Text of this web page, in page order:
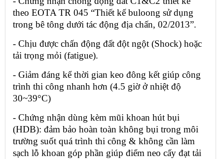
theo EOTA TR 045 “Thiết kế buloong sử dụng
trong bê tông dưới tác động địa chấn, 02/2013”.
- Chịu được chấn động đất đột ngột (Shock) hoặc
tải trọng mỏi (fatigue).
- Giảm đáng kể thời gian keo đông kết giúp công
trình thi công nhanh hơn (4.5 giờ ở nhiệt độ
30~39°C)
- Chứng nhận dùng kèm mũi khoan hút bụi
(HDB): đảm bảo hoàn toàn không bụi trong môi
trường suốt quá trình thi công & không cần làm
sạch lỗ khoan góp phần giúp điểm neo cấy đạt tải